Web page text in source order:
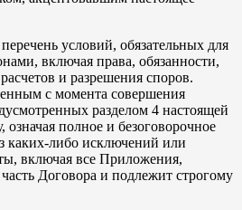
условий, обязательных для
включая права, обязанности,
и разрешения споров.
с момента совершения
разделом 4 настоящей
полное и безоговорочное
каких-либо исключений или
включая все Приложения,
Договора и подлежит строгому